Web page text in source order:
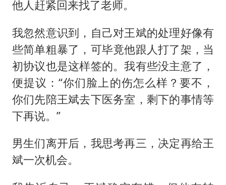
他人赶紧回来找了老师。
我忽然意识到，自己对王斌的处理好像有
些简单粗暴了，可毕竟他跟人打了架，当
初协议也是这样签的。我有些没主意了，
便提议：“你们脸上的伤怎么样？要不，
你们先陪王斌去下医务室，剩下的事情等
下再说。”
男生们离开后，我思考再三，决定再给王
斌一次机会。